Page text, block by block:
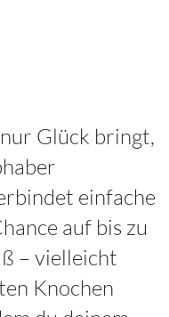
Glück bringt,
einfache
auf bis zu
– vielleicht
Knochen